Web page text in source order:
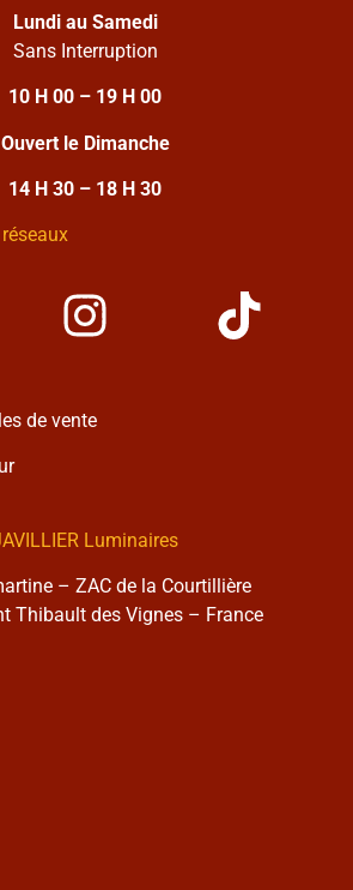
Lundi au Samedi
Sans Interruption
10 H 00 – 19 H 00
Ouvert le Dimanche
14 H 30 – 18 H 30
de vente
Luminaires
– ZAC de la Courtillière
Thibault des Vignes – France